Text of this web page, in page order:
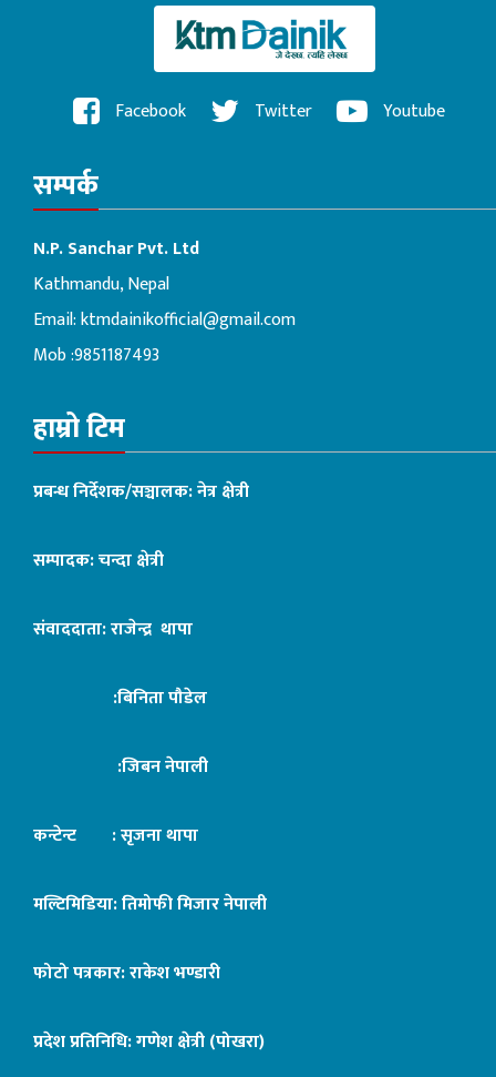
Facebook Twitter Youtube
सम्पर्क
N.P. Sanchar Pvt. Ltd
Kathmandu, Nepal
Email:ktmdainikofficial@gmail.com
Mob :9851187493
हाम्रो टिम
प्रबन्ध निर्देशक/सञ्चालक: नेत्र क्षेत्री
सम्पादक: चन्दा क्षेत्री
संवाददाता: राजेन्द्र थापा
:बिनिता पौडेल
:जिबन नेपाली
कन्टेन्ट : सृजना थापा
मल्टिमिडिया: तिमोफी मिजार नेपाली
फोटो पत्रकार: राकेश भण्डारी
प्रदेश प्रतिनिधि: गणेश क्षेत्री (पोखरा)